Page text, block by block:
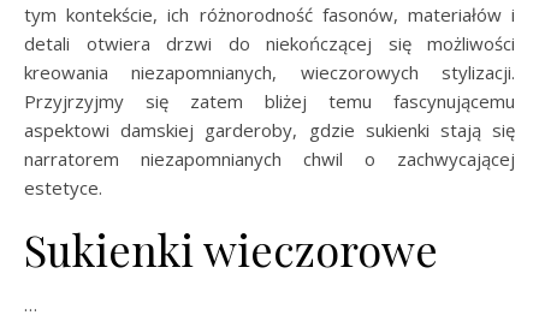
tym kontekście, ich różnorodność fasonów, materiałów i
detali otwiera drzwi do niekończącej się możliwości
kreowania niezapomnianych, wieczorowych stylizacji.
Przyjrzyjmy się zatem bliżej temu fascynującemu
aspektowi damskiej garderoby, gdzie sukienki stają się
narratorem niezapomnianych chwil o zachwycającej
estetyce.
Sukienki wieczorowe
…